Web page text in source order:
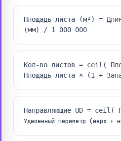
Площадь листа (м²) =
(мм) / 1 000 000
Кол-во листов = ceil(
Площадь листа × (1 +
Направляющие UD =
Удвоенный периметр (верх +